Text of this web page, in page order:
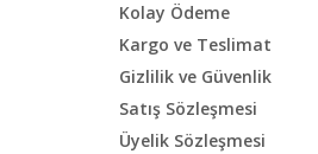
Kolay Ödeme
Kargo ve Teslimat
Gizlilik ve Güvenlik
Satış Sözleşmesi
Üyelik Sözleşmesi